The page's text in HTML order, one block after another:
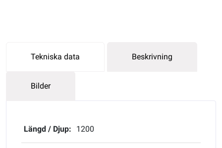
Tekniska data Beskrivning
Bilder
Längd / Djup: 1200